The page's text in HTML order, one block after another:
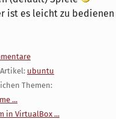
ist es leicht zu
ubuntu
Themen:
...
in VirtualBox ...